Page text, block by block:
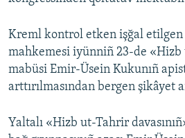
Kreml kontrol etken işğal etilgen
mahkemesi iyünniñ 23-de «Hizb
mabüsi Emir-Üsein Kukunıñ
arttırılmasından bergen şikâyet
Yaltalı «Hizb ut-Tahrir